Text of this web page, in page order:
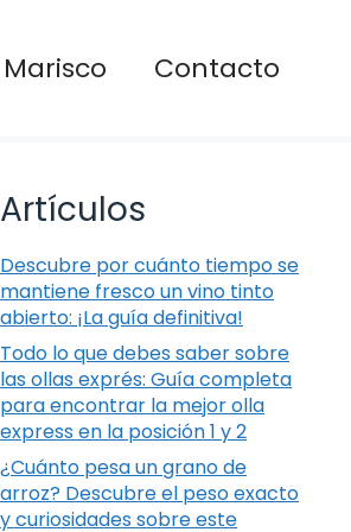
Marisco Contacto
Artículos
Descubre por cuánto tiempo se
mantiene fresco un vino tinto
abierto: ¡La guía definitiva!
Todo lo que debes saber sobre
las ollas exprés: Guía completa
para encontrar la mejor olla
express en la posición 1 y 2
¿Cuánto pesa un grano de
arroz? Descubre el peso exacto
y curiosidades sobre este